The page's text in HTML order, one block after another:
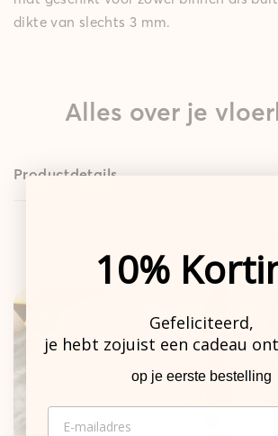
dikte van slechts 3 mm.
De sterke basis.
Gepolsterde mat
Alles over je
Productdetails
10%
Gefeliciteerd,
je hebt zojuist een cadeau
op je eerste bestelling
EMAIL